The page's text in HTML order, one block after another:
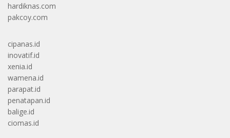
hardiknas.com
pakcoy.com
cipanas.id
inovatif.id
xenia.id
wamena.id
parapat.id
penatapan.id
balige.id
ciomas.id